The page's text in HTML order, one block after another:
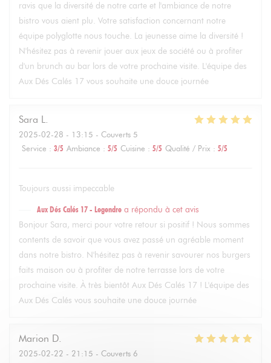
ravis que la diversité de notre carte et l'ambiance de notre
bistro vous aient plu. Votre satisfaction concernant notre
équipe polyglotte nous touche. La jeunesse aime la diversité !
N'hésitez pas à revenir jouer aux jeux de société ou à profiter
d'un brunch au bar lors de votre prochaine visite. L'équipe des
Aux Dés Calés 17 vous souhaite une douce journée
Sara L
2025-02-28 - 13:15 - Couverts 5
Service : 3/5 Ambiance : 5/5 Cuisine : 5/5 Qualité / Prix : 5/5
Toujours aussi impeccable
Aux Dés Calés 17 - Legendre a répondu à cet avis
Bonjour Sara, merci pour votre retour si positif ! Nous sommes
contents de savoir que vous avez passé un agréable moment
dans notre bistro. N'hésitez pas à revenir savourer nos burgers
faits maison ou à profiter de notre terrasse lors de votre
prochaine visite. À très bientôt Aux Dés Calés 17 ! L'équipe des
Aux Dés Calés vous souhaite une douce journée
Marion D
2025-02-22 - 21:15 - Couverts 6